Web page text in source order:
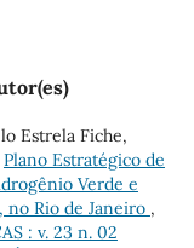
Estrela Fiche,
Plano Estratégico de
Verde e
no Rio de Janeiro ,
: v. 23 n. 02